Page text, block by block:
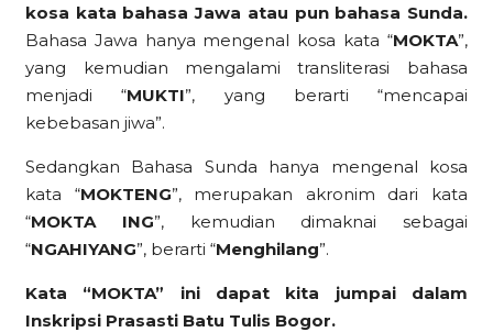
kosa kata bahasa Jawa atau pun bahasa Sunda.
Bahasa Jawa hanya mengenal kosa kata “MOKTA”,
yang kemudian mengalami transliterasi bahasa
menjadi “MUKTI”, yang berarti “mencapai
kebebasan jiwa”.
Sedangkan Bahasa Sunda hanya mengenal kosa
kata “MOKTENG”, merupakan akronim dari kata
“MOKTA ING”, kemudian dimaknai sebagai
“NGAHIYANG”, berarti “Menghilang”.
Kata “MOKTA” ini dapat kita jumpai dalam
Inskripsi Prasasti Batu Tulis Bogor.